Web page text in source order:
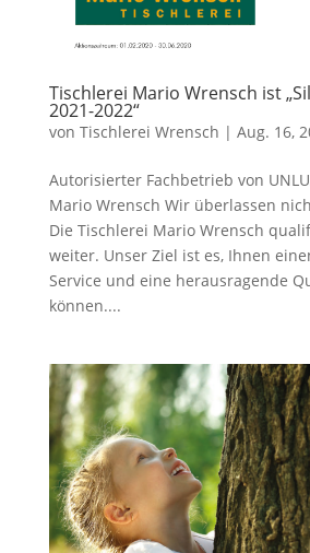
Tischlerei Mario Wrensch ist
2021-2022“
von Tischlerei Wrensch | Aug. 16,
Autorisierter Fachbetrieb von
Mario Wrensch Wir überlassen
Die Tischlerei Mario Wrensch
weiter. Unser Ziel ist es, Ihnen
Service und eine herausragende
können....